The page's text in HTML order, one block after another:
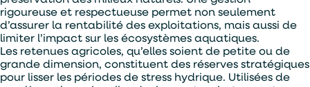
rigoureuse et respectueuse permet non seulement
d’assurer la rentabilité des exploitations, mais aussi de
limiter l’impact sur les écosystèmes aquatiques.
Les retenues agricoles, qu’elles soient de petite ou de
grande dimension, constituent des réserves stratégiques
pour lisser les périodes de stress hydrique. Utilisées de